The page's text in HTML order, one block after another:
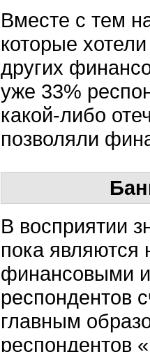
Вместе с тем
которые
других
уже 33%
какой-либо
позволяли
В восприятии
пока являются
финансовыми
респондентов
главным
респондентов